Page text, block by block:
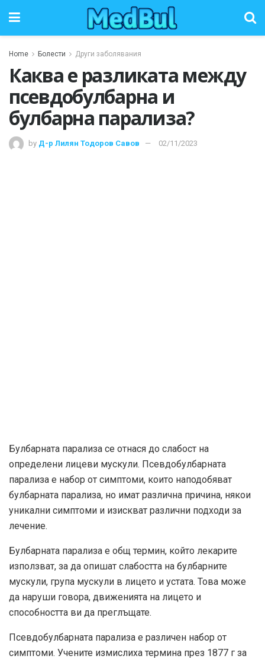
Home Болести Други заболявания
Каква е разликата между
псевдобулбарна и
булбарна парализа?
by Д-р Лилян Тодоров Савов 02/11/2023
Булбарната парализа се отнася до слабост на
определени лицеви мускули. Псевдобулбарната
парализа е набор от симптоми, които наподобяват
булбарната парализа, но имат различна причина, някои
уникални симптоми и изискват различни подходи за
лечение.
Булбарната парализа е общ термин, който лекарите
използват, за да опишат слабостта на булбарните
мускули, група мускули в лицето и устата. Това може
да наруши говора, движенията на лицето и
способността ви да преглъщате.
Псевдобулбарната парализа е различен набор от
симптоми. Учените измислиха термина през 1877 г за